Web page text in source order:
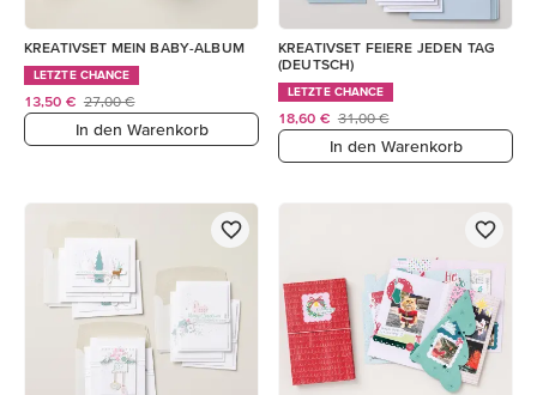
KREATIVSET MEIN BABY-ALBUM
LETZTE CHANCE
13,50 € 27,00 €
In den Warenkorb
KREATIVSET FEIERE JEDEN TAG
(DEUTSCH)
LETZTE CHANCE
18,60 € 31,00 €
In den Warenkorb